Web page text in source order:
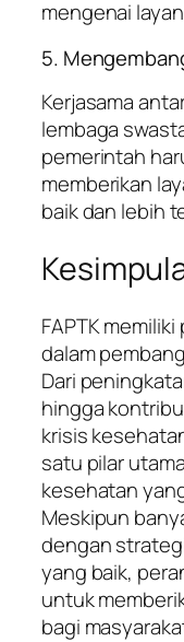
mengenai
5.
Kerjasama
lembaga
pemerintah
memberikan
baik dan lebih
FAPTK
dalam
Dari
hingga
krisis
satu pilar
kesehatan
Meskipun
dengan
yang baik,
untuk
bagi